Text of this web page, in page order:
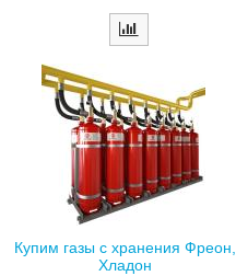
Купим газы с хранения Фреон,
Хладон